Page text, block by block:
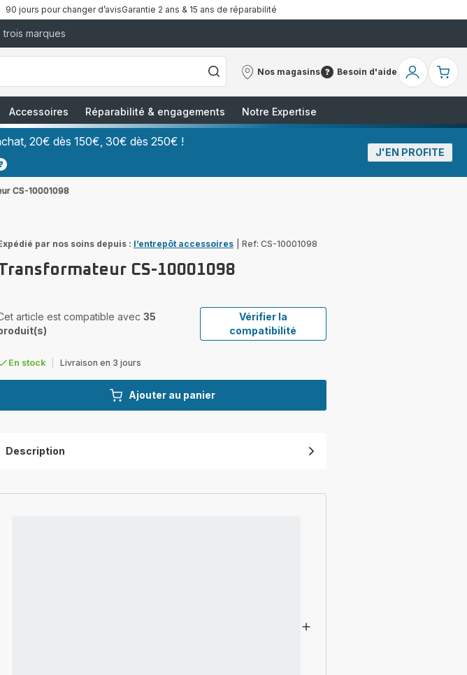
90 jours pour changer d’avisGarantie 2 ans & 15 ans de réparabilité
marques
Nos magasins
Nos
Besoin d'aide
Besoin
Mon
Accessoires Réparabilité & engagements Notre Expertise
20€ dès 150€, 30€ dès 250€ !
J'EN PROFITE
CS-10001098
par nos soins depuis : l’entrepôt accessoires Ref: CS-10001098
CS-10001098
article est compatible avec 35
Vérifier la
compatibilité
En stock Livraison en 3 jours
Ajouter au panier
Description